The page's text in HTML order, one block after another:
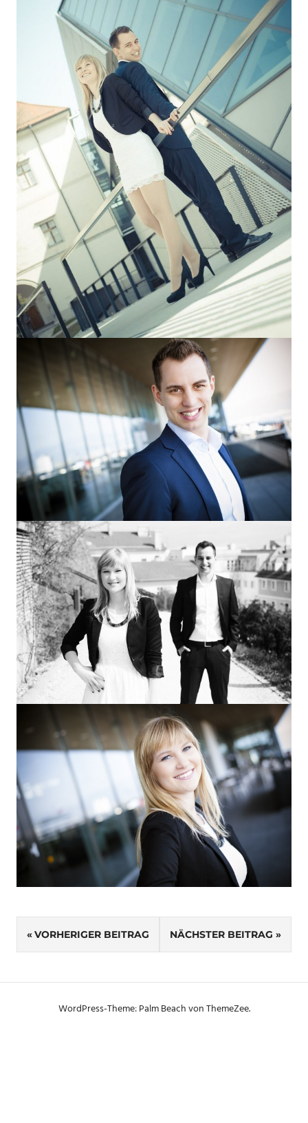
SCHLAGWÖRTER
BANDFOTOGRAF
LINZ
MUSIKDUO
Beitragsnavigation
VORHERIGER BEITRAG NÄCHSTER BEITRAG
WordPress-Theme: Palm Beach von ThemeZee.